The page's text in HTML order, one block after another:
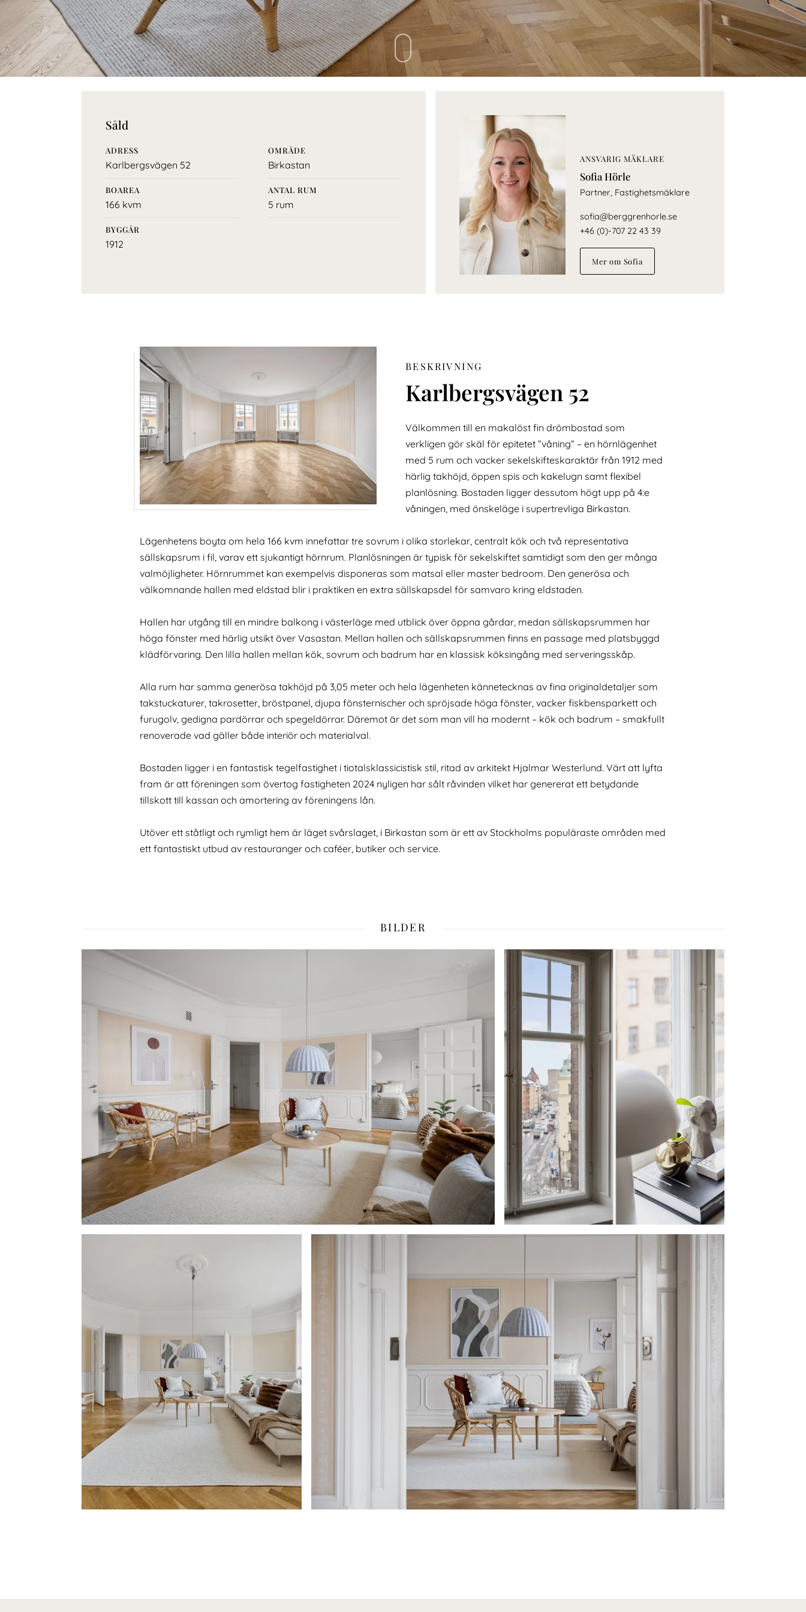
Såld
ADRESS
Karlbergsvägen 52
OMRÅDE
Birkastan
BOAREA
166 kvm
ANTAL RUM
5 rum
BYGGÅR
1912
ANSVARIG MÄKLARE
Sofia Hörle
Partner, Fastighetsmäklare
sofia@berggrenhorle.se
+46 (0)-707 22 43 39
Mer om Sofia
BESKRIVNING
Karlbergsvägen 52
Välkommen till en makalöst fin drömbostad som
verkligen gör skäl för epitetet ”våning” – en hörnlägenhet
med 5 rum och vacker sekelskifteskaraktär från 1912 med
härlig takhöjd, öppen spis och kakelugn samt flexibel
planlösning. Bostaden ligger dessutom högt upp på 4:e
våningen, med önskeläge i supertrevliga Birkastan.
Lägenhetens boyta om hela 166 kvm innefattar tre sovrum i olika storlekar, centralt kök och två representativa
sällskapsrum i fil, varav ett sjukantigt hörnrum. Planlösningen är typisk för sekelskiftet samtidigt som den ger många
valmöjligheter. Hörnrummet kan exempelvis disponeras som matsal eller master bedroom. Den generösa och
välkomnande hallen med eldstad blir i praktiken en extra sällskapsdel för samvaro kring eldstaden.
Hallen har utgång till en mindre balkong i västerläge med utblick över öppna gårdar, medan sällskapsrummen har
höga fönster med härlig utsikt över Vasastan. Mellan hallen och sällskapsrummen finns en passage med platsbyggd
klädförvaring. Den lilla hallen mellan kök, sovrum och badrum har en klassisk köksingång med serveringsskåp.
Alla rum har samma generösa takhöjd på 3,05 meter och hela lägenheten kännetecknas av fina originaldetaljer som
takstuckaturer, takrosetter, bröstpanel, djupa fönsternischer och spröjsade höga fönster, vacker fiskbensparkett och
furugolv, gedigna pardörrar och spegeldörrar. Däremot är det som man vill ha modernt – kök och badrum – smakfullt
renoverade vad gäller både interiör och materialval.
Bostaden ligger i en fantastisk tegelfastighet i tiotalsklassicistisk stil, ritad av arkitekt Hjalmar Westerlund. Värt att lyfta
fram är att föreningen som övertog fastigheten 2024 nyligen har sålt råvinden vilket har genererat ett betydande
tillskott till kassan och amortering av föreningens lån.
Utöver ett ståtligt och rymligt hem är läget svårslaget, i Birkastan som är ett av Stockholms populäraste områden med
ett fantastiskt utbud av restauranger och caféer, butiker och service.
BILDER